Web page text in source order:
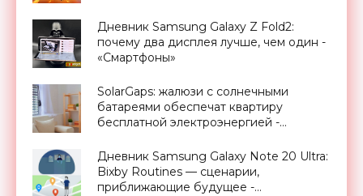
Дневник Samsung Galaxy Z Fold2:
почему два дисплея лучше, чем один -
«Смартфоны»
SolarGaps: жалюзи с солнечными
батареями обеспечат квартиру
бесплатной электроэнергией -
Дневник Samsung Galaxy Note 20 Ultra:
Bixby Routines — сценарии,
приближающие будущее -